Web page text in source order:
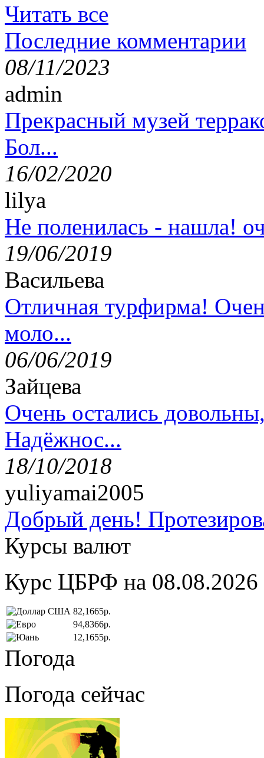
Читать все
Последние комментарии
08/11/2023
admin
Прекрасный музей
Бол...
16/02/2020
lilya
Не поленилась - нашла!
19/06/2019
Васильева
Отличная турфирма!
моло...
06/06/2019
Зайцева
Очень остались
Надёжнос...
18/10/2018
yuliyamai2005
Добрый день!
Курсы валют
Курс ЦБРФ на 08.08.2026
82,1665р.
94,8366р.
12,1655р.
Погода
Погода сейчас